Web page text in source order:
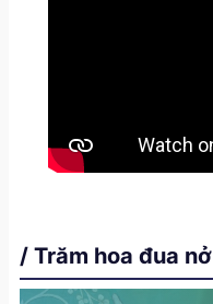
/ Trăm hoa đua nở